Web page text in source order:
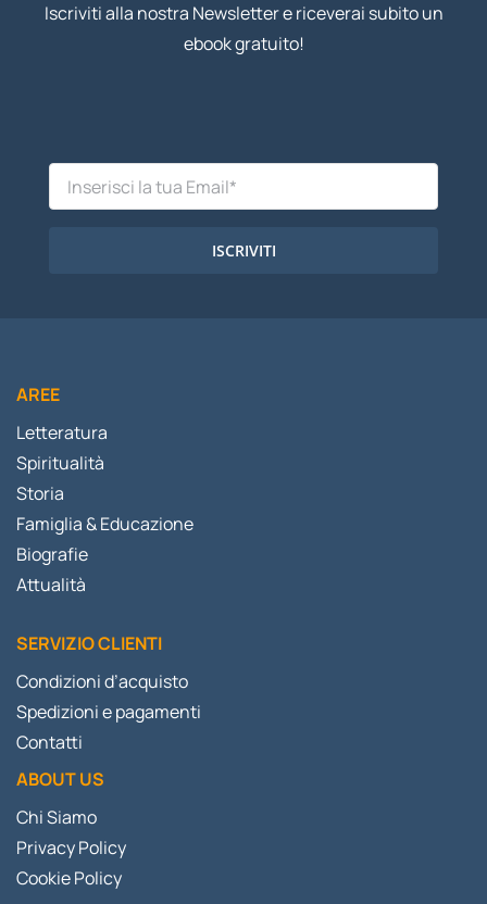
Iscriviti alla nostra Newsletter e riceverai subito un
ebook gratuito!
ISCRIVITI
AREE
Letteratura
Spiritualità
Storia
Famiglia & Educazione
Biografie
Attualità
SERVIZIO CLIENTI
Condizioni d’acquisto
Spedizioni e pagamenti
Contatti
ABOUT US
Chi Siamo
Privacy Policy
Cookie Policy